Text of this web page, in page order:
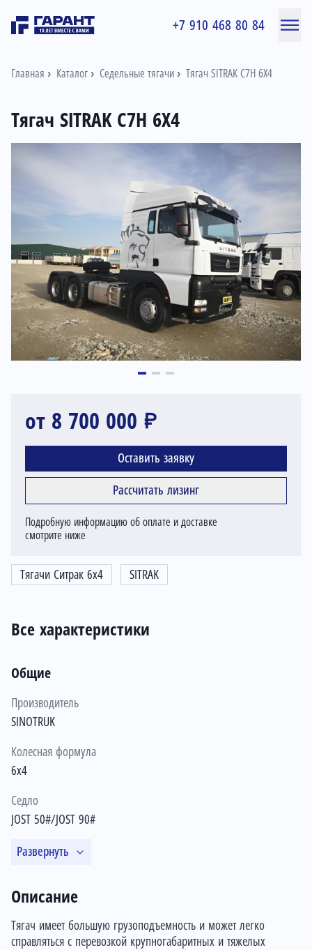
+7 910 468 80 84
Главная Каталог Седельные тягачи Тягач SITRAK C7H 6X4
Тягач SITRAK C7H 6X4
Тягачи Ситрак 6x4 SITRAK
от 8 700 000 ₽
Оставить заявку
Рассчитать лизинг
Подробную информацию об оплате и доставке
смотрите ниже
Все характеристики
Общие
Производитель
SINOTRUK
Колесная формула
6х4
Седло
JOST 50#/JOST 90#
Развернуть
Описание
Тягач имеет большую грузоподъемность и может легко
справляться с перевозкой крупногабаритных и тяжелых